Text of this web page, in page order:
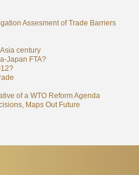
Assesment of Trade Barriers
century
Japan FTA?
of a WTO Reform Agenda
Maps Out Future